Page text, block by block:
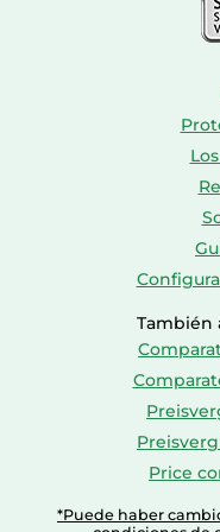
También
Price
*Puede haber